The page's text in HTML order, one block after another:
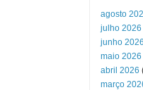
agosto
julho 2026
junho 2026
maio 2026
abril 2026
março